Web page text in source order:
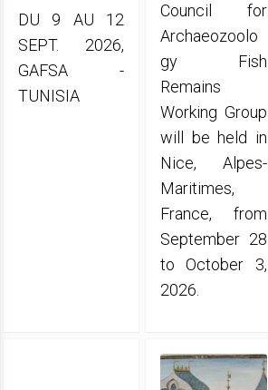
DU 9 AU 12
SEPT. 2026,
GAFSA -
TUNISIA
Council for
Archaeozoolo
gy Fish
Remains
Working Group
will be held in
Nice, Alpes-
Maritimes,
France, from
September 28
to October 3,
2026.